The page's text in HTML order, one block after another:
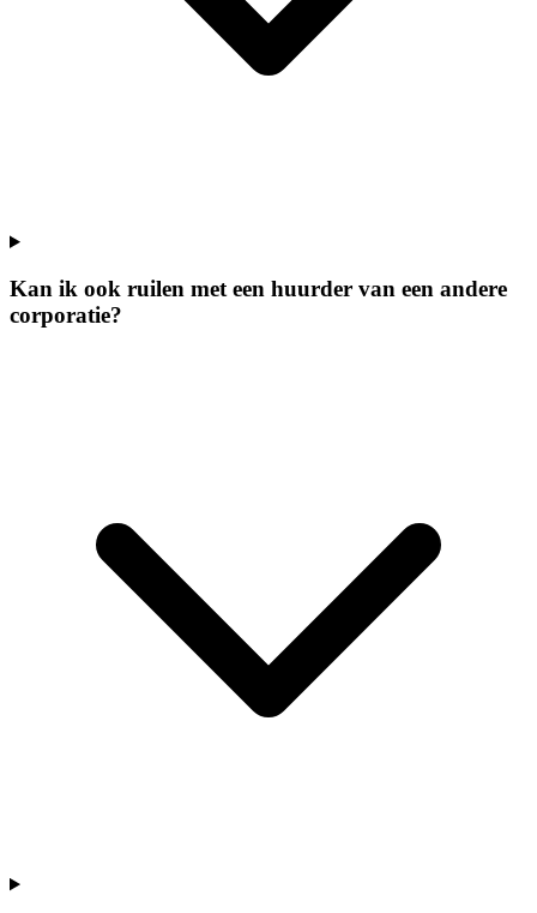
Kan ik ook ruilen met een huurder van een andere
corporatie?